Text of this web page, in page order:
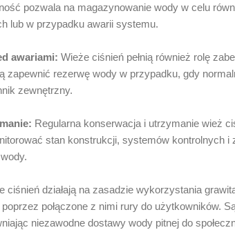
pozwala na magazynowanie wody w celu
lub w przypadku awarii systemu.
awariami: Wieże ciśnień pełnią również rolę
zapewnić rezerwę wody w przypadku, gdy
zewnętrzny.
Regularna konserwacja i utrzymanie wież
stan konstrukcji, systemów kontrolnych
ciśnień działają na zasadzie wykorzystania
poprzez połączone z nimi rury do użytkowników.
niezawodne dostawy wody pitnej do